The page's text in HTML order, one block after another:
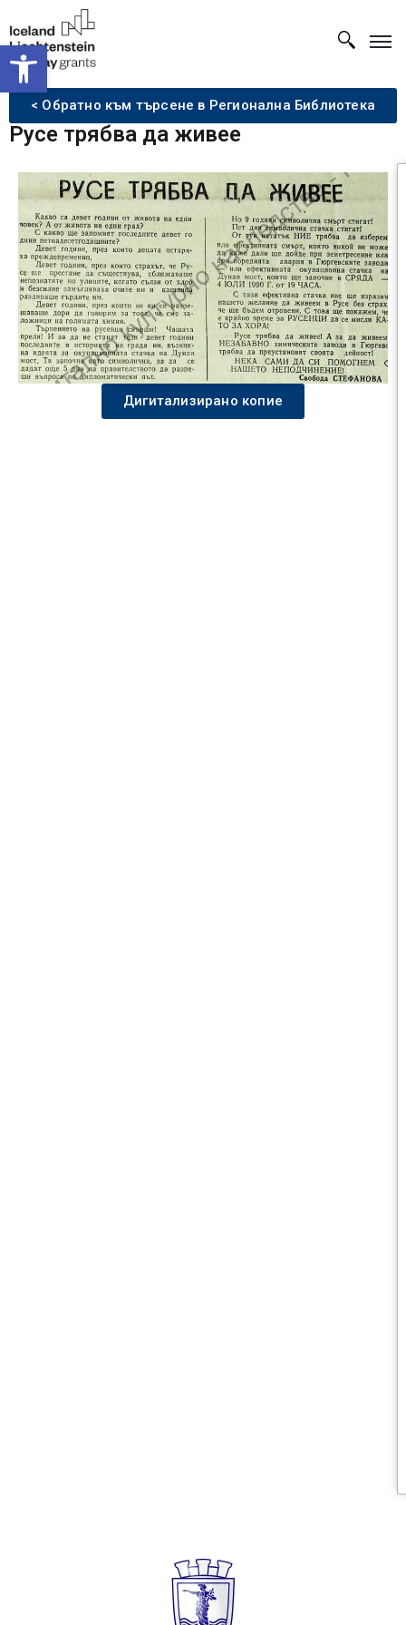
Open toolbar
< Обратно към търсене в Регионална Библиотека
Русе трябва да живее
Дигитализирано копие